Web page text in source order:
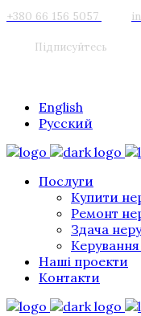
+380 66 156 5057
Підписуйтесь
English
Русский
Послуги
Купити
Ремонт
Здача
Наші проекти
Контакти